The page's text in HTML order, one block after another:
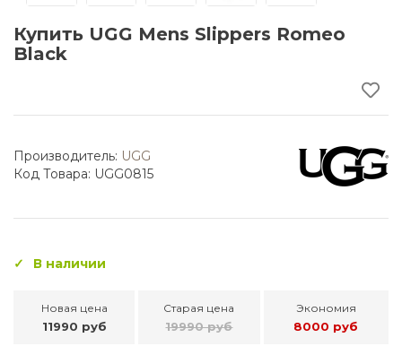
Купить UGG Mens Slippers Romeo
Black
Производитель: UGG
Код Товара: UGG0815
В наличии
Новая цена
11990 руб
Старая цена
19990 руб
Экономия
8000 руб